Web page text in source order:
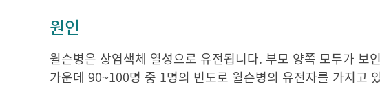
원인
윌슨병은 상염색체 열성으로 유전됩니다. 부모 양쪽 모두가
가운데 90~100명 중 1명의 빈도로 윌슨병의 유전자를 가지고